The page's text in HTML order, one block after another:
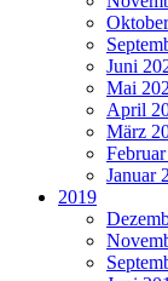
Juni
Mai
April
März
Januar
2019